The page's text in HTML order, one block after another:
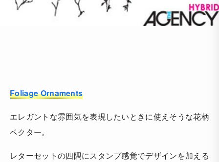
Foliage Ornaments
エレガントな雰囲気を表現したいときに使えそうな花柄
ベクター。
レターセットの四隅にスタンプ感覚でデザインを加える